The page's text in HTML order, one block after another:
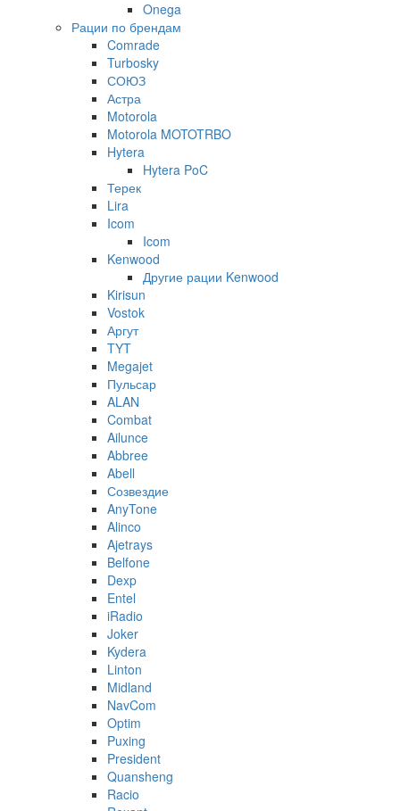
Onega
Рации по брендам
Comrade
Turbosky
СОЮЗ
Астра
Motorola
Motorola MOTOTRBO
Hytera
Hytera PoC
Терек
Lira
Icom
Icom
Kenwood
Другие рации Kenwood
Kirisun
Vostok
Аргут
TYT
Megajet
Пульсар
ALAN
Combat
Ailunce
Abbree
Abell
Созвездие
AnyTone
Alinco
Ajetrays
Belfone
Dexp
Entel
iRadio
Joker
Kydera
Linton
Midland
NavCom
Optim
Puxing
President
Quansheng
Racio